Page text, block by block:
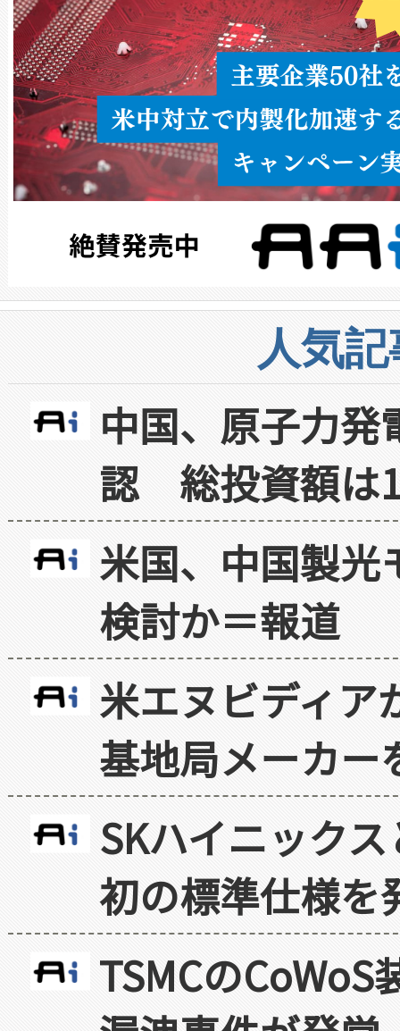
人気
中国、原子力
認 総投資額は
米国、中国製光
検討か＝報道
米エヌビディア
基地局メーカー
SKハイニック
初の標準仕様を
TSMCの